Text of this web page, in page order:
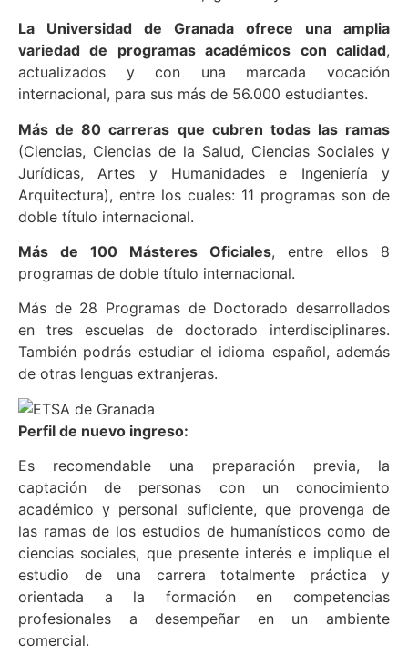
La Universidad de Granada ofrece una amplia
variedad de programas académicos con calidad,
actualizados y con una marcada vocación
internacional, para sus más de 56.000 estudiantes.
Más de 80 carreras que cubren todas las ramas
(Ciencias, Ciencias de la Salud, Ciencias Sociales y
Jurídicas, Artes y Humanidades e Ingeniería y
Arquitectura), entre los cuales: 11 programas son de
doble título internacional.
Más de 100 Másteres Oficiales, entre ellos 8
programas de doble título internacional.
Más de 28 Programas de Doctorado desarrollados
en tres escuelas de doctorado interdisciplinares.
También podrás estudiar el idioma español, además
de otras lenguas extranjeras.
Perfil de nuevo ingreso:
Es recomendable una preparación previa, la
captación de personas con un conocimiento
académico y personal suficiente, que provenga de
las ramas de los estudios de humanísticos como de
ciencias sociales, que presente interés e implique el
estudio de una carrera totalmente práctica y
orientada a la formación en competencias
profesionales a desempeñar en un ambiente
comercial.